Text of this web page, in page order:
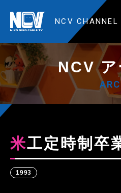
NCV CHANNEL
NCV
米工定時制
1993